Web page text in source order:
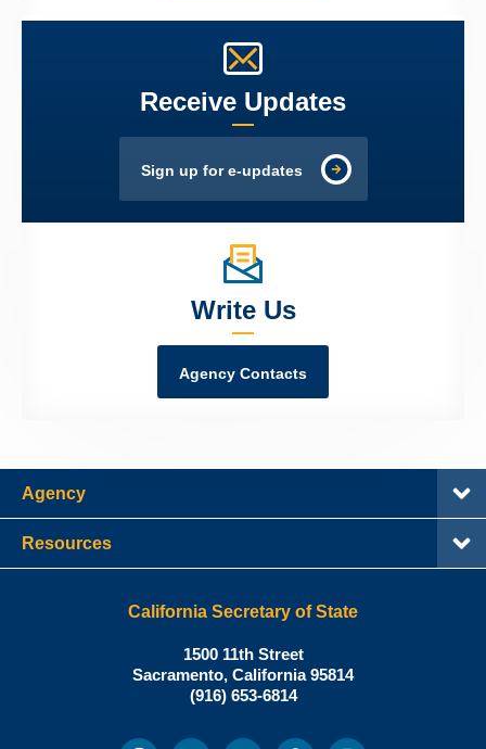
Receive Updates
Sign up for e-updates
Write Us
Agency Contacts
Agency
Resources
California Secretary of State
Shirley
N.
Weber,
California
1500 11th Street
Sacramento, California95814
Office:
(916) 653-6814